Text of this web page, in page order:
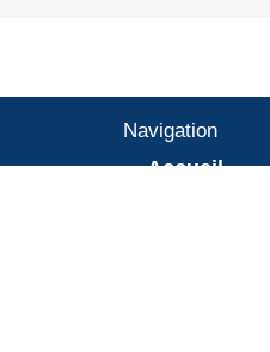
Navigation
Accueil